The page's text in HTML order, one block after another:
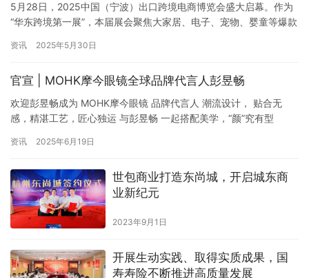
5月28日，2025中国（宁波）出口跨境电商博览会盛大启幕。作为
“华东跨境第一展”，本届展会聚焦大家居、电子、宠物、婴童等爆款
机遇。其中，亚马逊全球开店作为全球电商领域的领航者，通过运
海障碍，精准把握国际市场，实现快速稳健的国际业务拓展。 多
业…
资讯 2025年5月30日
官宣 | MOHK摩今眼镜全球品牌代言人彭昱畅
欢迎彭昱畅成为 MOHK摩今眼镜 品牌代言人 潮流设计， 贴合无
感，精湛工艺，匠心独运 与彭昱畅 一起搭配美学，“颜”究有型
资讯 2025年6月19日
世包商业打造东尚城，开启城东商
业新纪元
2023年9月1日
开展生动实践、取得实质成果，国
寿寿险不断推进高质量发展